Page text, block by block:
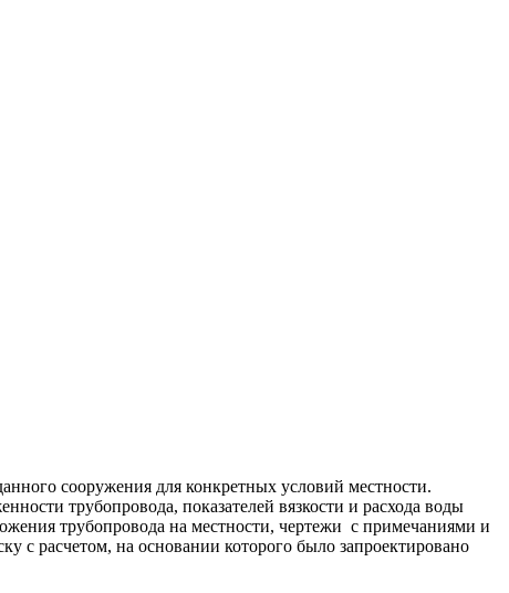
сооружения для конкретных условий местности.
трубопровода, показателей вязкости и расхода воды
трубопровода на местности, чертежи с примечаниями и
с расчетом, на основании которого было запроектировано